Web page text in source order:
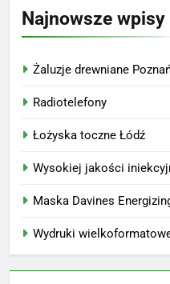
Najnowsze wpisy
Żaluzje drewniane
Radiotelefony
Łożyska toczne Łódź
Wysokiej jakości
Maska Davines
Wydruki